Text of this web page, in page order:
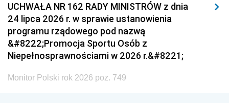
UCHWAŁA NR 162 RADY MINISTRÓW z dnia
24 lipca 2026 r. w sprawie ustanowienia
programu rządowego pod nazwą
&#8222;Promocja Sportu Osób z
Niepełnosprawnościami w 2026 r.&#8221;
Monitor Polski rok 2026 poz. 749